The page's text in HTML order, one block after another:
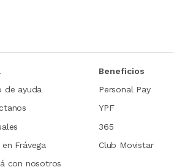
de ayuda
en Frávega
con nosotros
Beneficios
Personal Pay
YPF
365
Club Movistar